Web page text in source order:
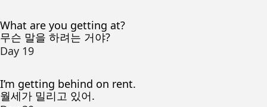
What are you getting at?
무슨 말을 하려는 거야?
Day 19
I’m getting behind on rent.
월세가 밀리고 있어.